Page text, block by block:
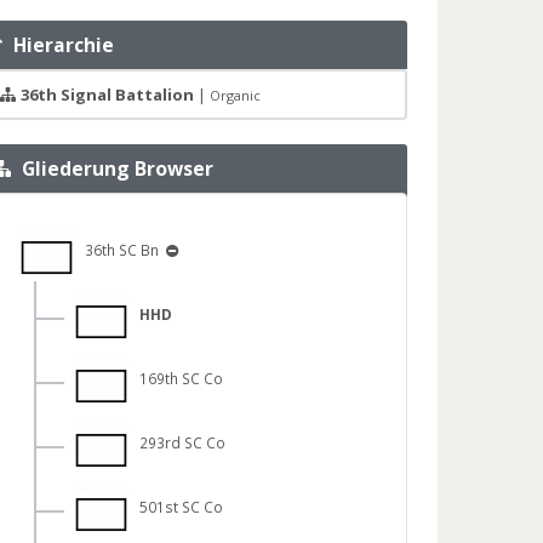
Hierarchie
36th Signal Battalion | Organic
Gliederung Browser
36th SC Bn
HHD
169th SC Co
293rd SC Co
501st SC Co